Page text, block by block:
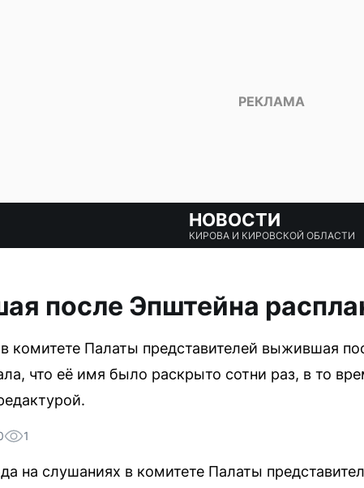
НОВОСТИ
КИРОВА И КИРОВСКОЙ ОБЛАСТИ
после Эпштейна
комитете Палаты представителей выжившая
что её имя было раскрыто сотни раз, в то
1
на слушаниях в комитете Палаты